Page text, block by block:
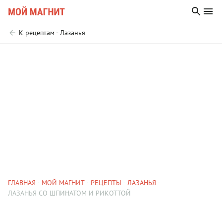
К рецептам - Лазанья
ГЛАВНАЯ МОЙ МАГНИТ РЕЦЕПТЫ
ЛАЗАНЬЯ
ЛАЗАНЬЯ СО ШПИНАТОМ И РИКОТТОЙ